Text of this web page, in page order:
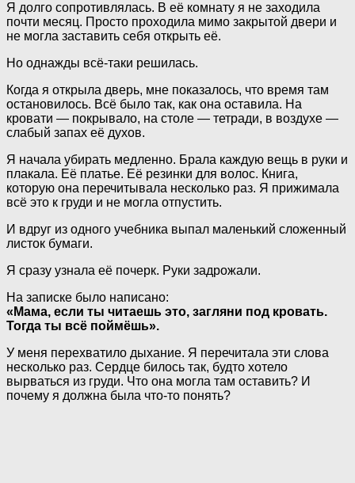
Я долго сопротивлялась. В её комнату я не заходила
почти месяц. Просто проходила мимо закрытой двери и
не могла заставить себя открыть её.
Но однажды всё-таки решилась.
Когда я открыла дверь, мне показалось, что время там
остановилось. Всё было так, как она оставила. На
кровати — покрывало, на столе — тетради, в воздухе —
слабый запах её духов.
Я начала убирать медленно. Брала каждую вещь в руки и
плакала. Её платье. Её резинки для волос. Книга,
которую она перечитывала несколько раз. Я прижимала
всё это к груди и не могла отпустить.
И вдруг из одного учебника выпал маленький сложенный
листок бумаги.
Я сразу узнала её почерк. Руки задрожали.
На записке было написано:
«Мама, если ты читаешь это, загляни под кровать.
Тогда ты всё поймёшь».
У меня перехватило дыхание. Я перечитала эти слова
несколько раз. Сердце билось так, будто хотело
вырваться из груди. Что она могла там оставить? И
почему я должна была что-то понять?